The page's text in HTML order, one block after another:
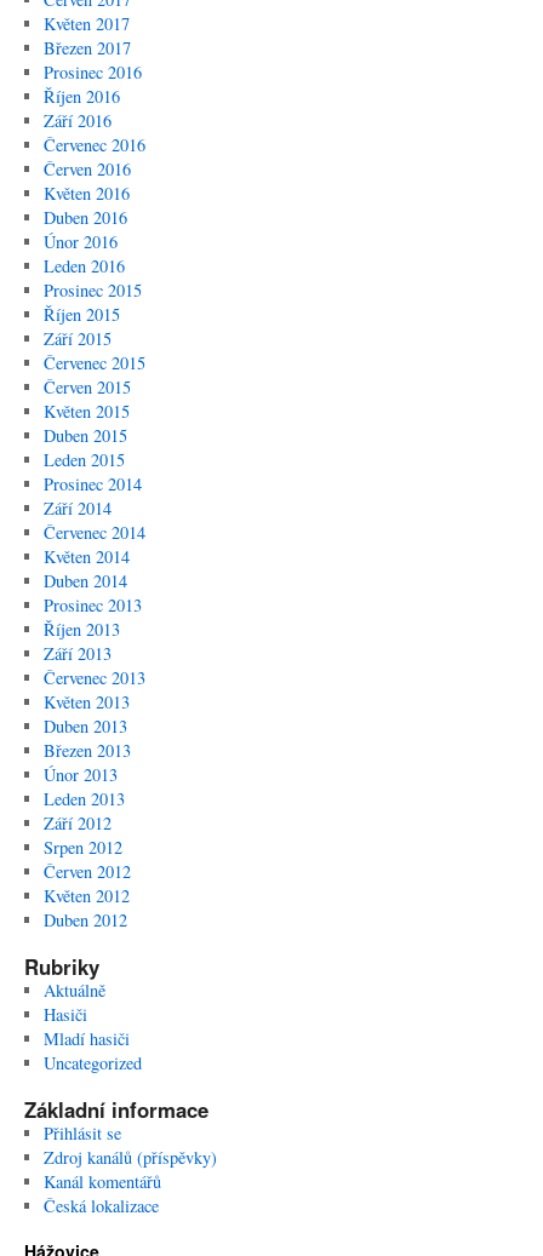
Květen 2017
Březen 2017
Prosinec 2016
Říjen 2016
Září 2016
Červenec 2016
Červen 2016
Květen 2016
Duben 2016
Únor 2016
Leden 2016
Prosinec 2015
Říjen 2015
Září 2015
Červenec 2015
Červen 2015
Květen 2015
Duben 2015
Leden 2015
Prosinec 2014
Září 2014
Červenec 2014
Květen 2014
Duben 2014
Prosinec 2013
Říjen 2013
Září 2013
Červenec 2013
Květen 2013
Duben 2013
Březen 2013
Únor 2013
Leden 2013
Září 2012
Srpen 2012
Červen 2012
Květen 2012
Duben 2012
Rubriky
Aktuálně
Hasiči
Mladí hasiči
Uncategorized
Základní informace
Přihlásit se
Zdroj kanálů (příspěvky)
Kanál komentářů
Česká lokalizace
Hážovice